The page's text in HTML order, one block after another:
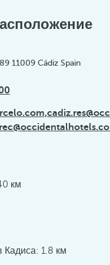
11009 Cádiz Spain
км
Кадиса: 1.8 км